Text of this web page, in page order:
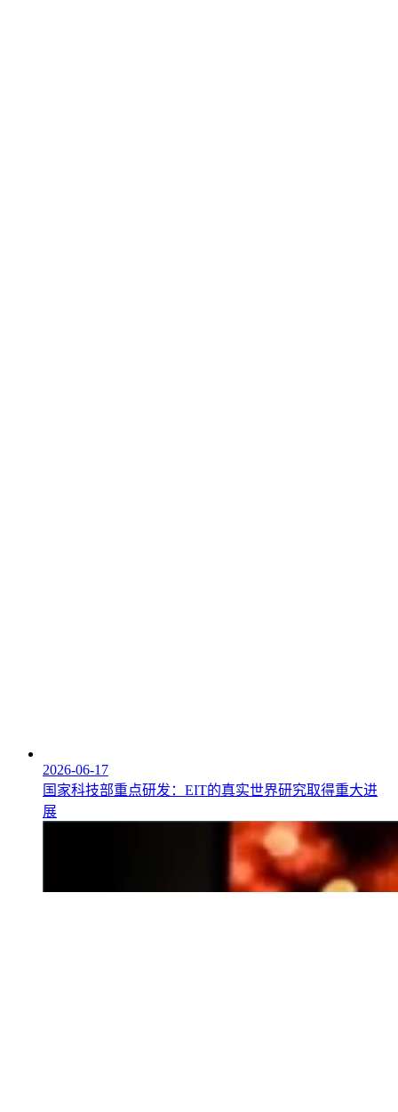
2026-06-17
国家科技部重点研发：EIT的真实世界研究取得重大进
展